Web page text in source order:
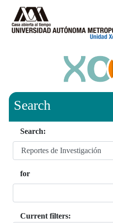
Search
Search:
for
Current filters: